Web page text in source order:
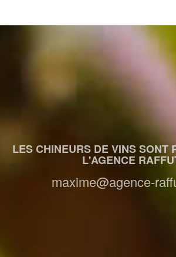
LES CHINEURS DE VINS SONT
L'AGENCE
maxime@agence-